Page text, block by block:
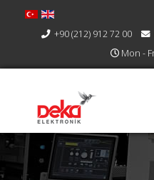
+90 (212) 912 72 00
Mon -